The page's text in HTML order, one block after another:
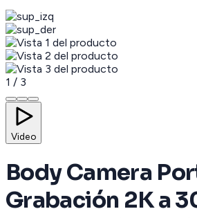
1 / 3
Video
Body Camera
Grabación 2K a